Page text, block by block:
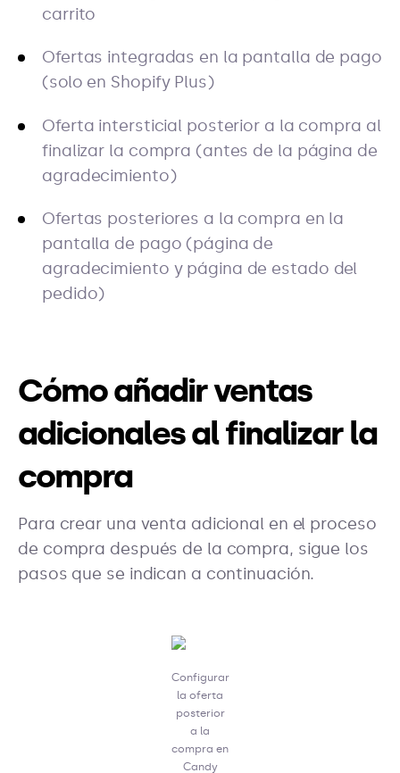
carrito
Ofertas integradas en la pantalla de pago
(solo en Shopify Plus)
Oferta intersticial posterior a la compra al
finalizar la compra (antes de la página de
agradecimiento)
Ofertas posteriores a la compra en la
pantalla de pago (página de
agradecimiento y página de estado del
pedido)
Cómo añadir ventas
adicionales al finalizar la
compra
Para crear una venta adicional en el proceso
de compra después de la compra, sigue los
pasos que se indican a continuación.
Configurar
la oferta
posterior
a la
compra en
Candy